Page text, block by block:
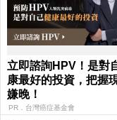
立即諮詢HPV！是對
康最好的投資，把握
嫌晚！
PR．台灣癌症基金會